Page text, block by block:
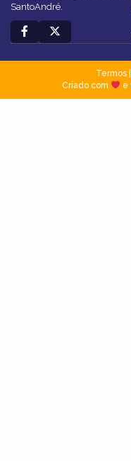
SantoAndré.
Termos|
Criado com
e